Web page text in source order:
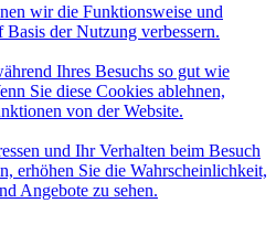
wir die Funktionsweise und
der Nutzung verbessern.
Ihres Besuchs so gut wie
Sie diese Cookies ablehnen,
von der Website.
und Ihr Verhalten beim Besuch
erhöhen Sie die Wahrscheinlichkeit,
Angebote zu sehen.